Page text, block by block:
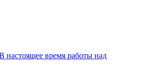
настоящее время работы над